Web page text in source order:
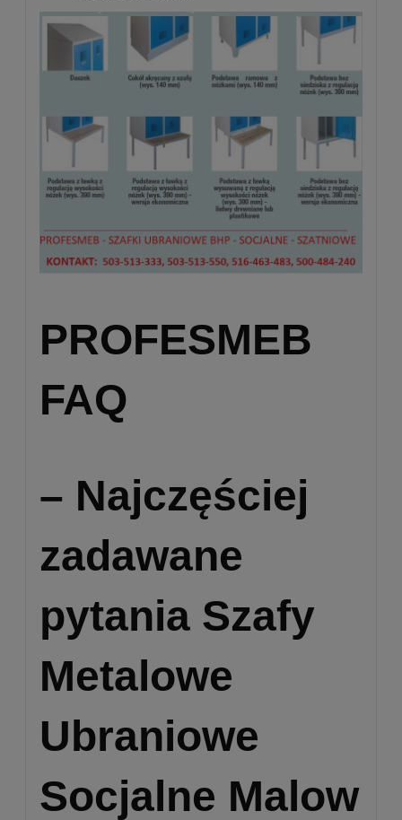
PROFESMEB
FAQ
– Najczęściej
zadawane
pytania Szafy
Metalowe
Ubraniowe
Socjalne Malow